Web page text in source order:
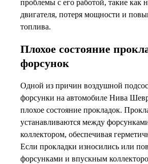
проблемы с его работой, такие как
двигателя, потеря мощности и
топлива.
Плохое состояние
форсунок
Одной из причин воздушной
форсунки на автомобиле Нива
плохое состояние прокладок.
устанавливаются между
коллектором, обеспечивая
Если прокладки износились или
форсунками и впускным